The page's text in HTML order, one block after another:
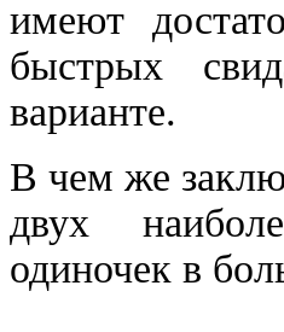
имеют
быстрых
варианте.
В чем же
двух
одиночек в